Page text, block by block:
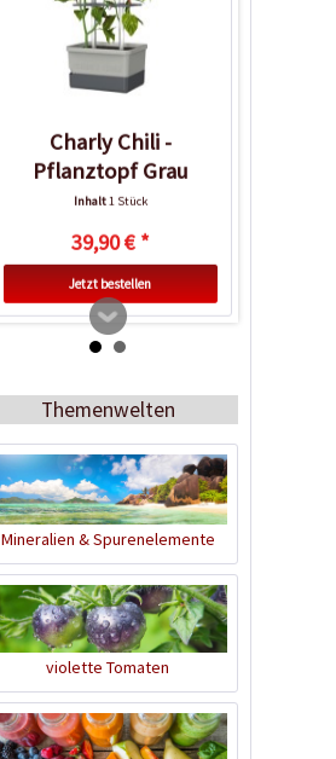
Charly Chili -
Pflanztopf Grau
Inhalt1 Stück
39,90 € *
Jetzt bestellen
Kunststofftopf rund
10,5cm
Inhalt1 Stück
0,25 € *
Jetzt bestellen
Themenwelten
Mineralien & Spurenelemente
violette Tomaten